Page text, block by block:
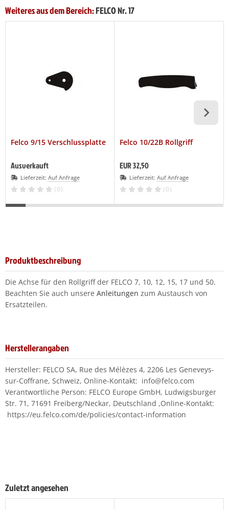
Weiteres aus dem Bereich:FELCO Nr. 17
Felco 9/15 Verschlussplatte
Ausverkauft
Lieferzeit: Auf Anfrage
(0)
Felco 10/22B Rollgriff
EUR 32,50
Lieferzeit: Auf Anfrage
(0)
Produktbeschreibung
Die Achse für den Rollgriff der FELCO 7, 10, 12, 15, 17 und 50.
Beachten Sie auch unsere Anleitungen zum Austausch von
Ersatzteilen.
Herstellerangaben
Hersteller: FELCO SA, Rue des Mélèzes 4, 2206 Les Geneveys-
sur-Coffrane, Schweiz, Online-Kontakt: info@felco.com
Verantwortliche Person: FELCO Europe GmbH, Ludwigsburger
Str. 71, 71691 Freiberg/Neckar, Deutschland ,Online-Kontakt:
https://eu.felco.com/de/policies/contact-information
Zuletzt angesehen